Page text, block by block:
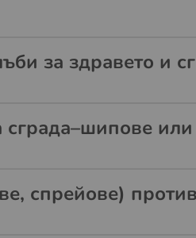
за здравето и
спрейове)